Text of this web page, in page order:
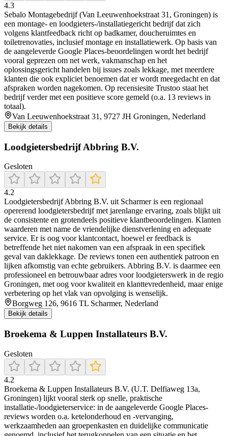
4.3
Sebalo Montagebedrijf (Van Leeuwenhoekstraat 31, Groningen) is
een montage- en loodgieters-/installatiegericht bedrijf dat zich
volgens klantfeedback richt op badkamer, doucheruimtes en
toiletrenovaties, inclusief montage en installatiewerk. Op basis van
de aangeleverde Google Places-beoordelingen wordt het bedrijf
vooral geprezen om net werk, vakmanschap en het
oplossingsgericht handelen bij issues zoals lekkage, met meerdere
klanten die ook expliciet benoemen dat er wordt meegedacht en dat
afspraken worden nagekomen. Op recensiesite Trustoo staat het
bedrijf verder met een positieve score gemeld (o.a. 13 reviews in
totaal).
Van Leeuwenhoekstraat 31, 9727 JH Groningen, Nederland
Bekijk details
Loodgietersbedrijf Abbring B.V.
Gesloten
4.2
Loodgietersbedrijf Abbring B.V. uit Scharmer is een regionaal
opererend loodgietersbedrijf met jarenlange ervaring, zoals blijkt uit
de consistente en grotendeels positieve klantbeoordelingen. Klanten
waarderen met name de vriendelijke dienstverlening en adequate
service. Er is oog voor klantcontact, hoewel er feedback is
betreffende het niet nakomen van een afspraak in een specifiek
geval van daklekkage. De reviews tonen een authentiek patroon en
lijken afkomstig van echte gebruikers. Abbring B.V. is daarmee een
professioneel en betrouwbaar adres voor loodgieterswerk in de regio
Groningen, met oog voor kwaliteit en klanttevredenheid, maar enige
verbetering op het vlak van opvolging is wenselijk.
Borgweg 126, 9616 TL Scharmer, Nederland
Bekijk details
Broekema & Luppen Installateurs B.V.
Gesloten
4.2
Broekema & Luppen Installateurs B.V. (U.T. Delfiaweg 13a,
Groningen) lijkt vooral sterk op snelle, praktische
installatie-/loodgieterservice: in de aangeleverde Google Places-
reviews worden o.a. ketelonderhoud en -vervanging,
werkzaamheden aan groepenkasten en duidelijke communicatie